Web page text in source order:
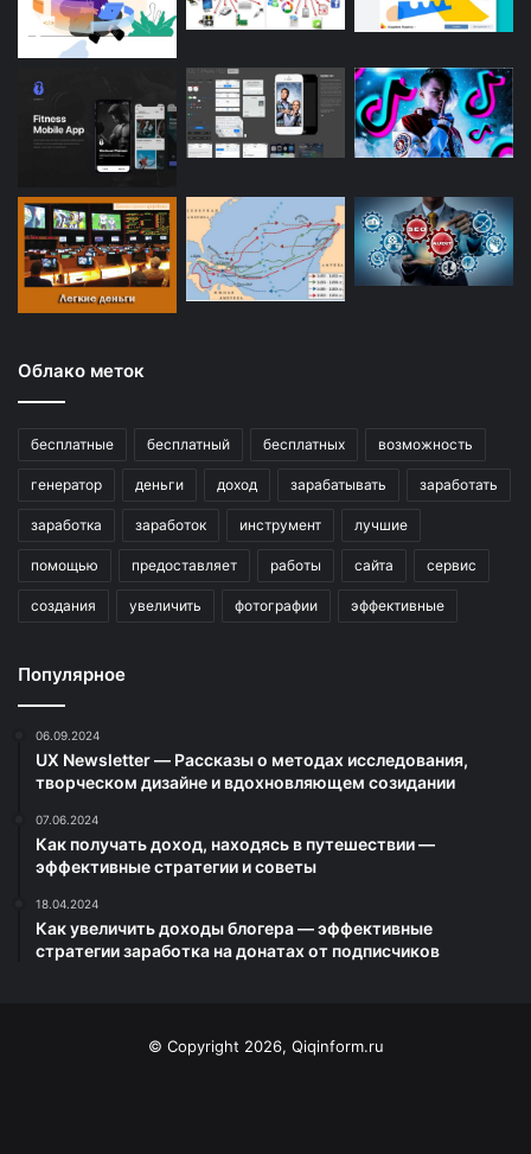
Облако меток
бесплатные бесплатный бесплатных возможность
генератор деньги доход зарабатывать заработать
заработка заработок инструмент лучшие
помощью предоставляет работы сайта сервис
создания увеличить фотографии эффективные
Популярное
06.09.2024
UX Newsletter — Рассказы о методах исследования,
творческом дизайне и вдохновляющем созидании
07.06.2024
Как получать доход, находясь в путешествии —
эффективные стратегии и советы
18.04.2024
Как увеличить доходы блогера — эффективные
стратегии заработка на донатах от подписчиков
© Copyright 2026, Qiqinform.ru